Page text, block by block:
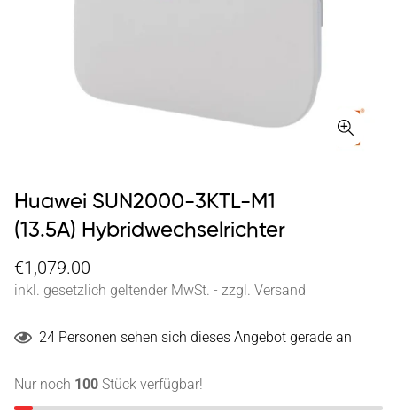
Huawei SUN2000-3KTL-M1
(13.5A) Hybridwechselrichter
€1,079.00
inkl. gesetzlich geltender MwSt. - zzgl. Versand
24 Personen sehen sich dieses Angebot gerade an
Nur noch 100 Stück verfügbar!